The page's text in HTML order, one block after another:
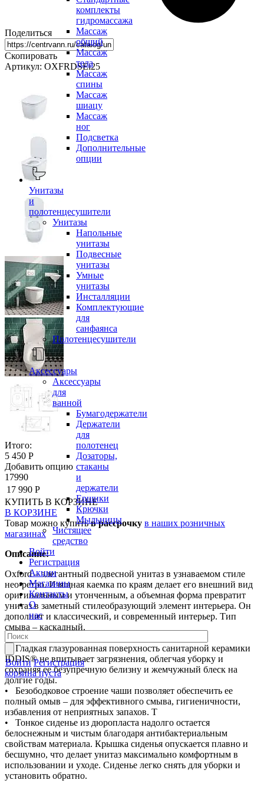
комплекты
гидромассажа
Массаж
общий
Массаж
тела
Массаж
спины
Массаж
шиацу
Массаж
ног
Подсветка
Дополнительные
опции
Унитазы
и
полотенцесушители
Унитазы
Напольные
унитазы
Подвесные
унитазы
Умные
унитазы
Инсталляции
Комплектующие
для
санфаянса
Полотенцесушители
Аксессуары
Аксессуары
для
ванной
Бумагодержатели
Держатели
для
полотенец
Дозаторы,
стаканы
и
держатели
Ершики
Крючки
Мыльницы
Чистящее
средство
Войти
Регистрация
Акции
Магазины
Контакты
О
нас
Войти Регистрация
корзина пуста
Поделиться
Скопировать
Артикул: OXFRDSEi25
Итого:
5 450 Р
Добавить опцию
17990
17 990 Р
КУПИТЬ В КОРЗИНЕ
В КОРЗИНЕ
Товар можно купитьв рассрочку в наших розничных
магазинах
Описание:
Oxford – элегантный подвесной унитаз в узнаваемом стиле
нео-ретро. Изящная каемка по краям делает его внешний вид
оригинальным и утонченным, а объемная форма превратит
унитаз в заметный стилеобразующий элемент интерьера. Он
дополнит и классический, и современный интерьер. Тип
смыва – каскадный.
• Гладкая глазурованная поверхность санитарной керамики
IDDIS® не впитывает загрязнения, облегчая уборку и
сохраняя ее безупречную белизну и жемчужный блеск на
долгие годы.
• Безободковое строение чаши позволяет обеспечить ее
полный омыв – для эффективного смыва, гигиеничности,
избавления от неприятных запахов. Т
• Тонкое сиденье из дюропласта надолго остается
белоснежным и чистым благодаря антибактериальным
свойствам материала. Крышка сиденья опускается плавно и
бесшумно, что делает унитаз максимально комфортным в
использовании и уходе. Сиденье легко снять для уборки и
установить обратно.